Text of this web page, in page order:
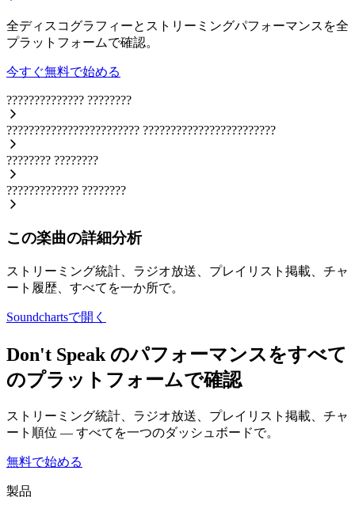
全ディスコグラフィーとストリーミングパフォーマンスを全
プラットフォームで確認。
今すぐ無料で始める
?????????????? ????????
???????????????????????? ????????????????????????
???????? ????????
????????????? ????????
この楽曲の詳細分析
ストリーミング統計、ラジオ放送、プレイリスト掲載、チャ
ート履歴、すべてを一か所で。
Soundchartsで開く
Don't Speak のパフォーマンスをすべて
のプラットフォームで確認
ストリーミング統計、ラジオ放送、プレイリスト掲載、チャ
ート順位 — すべてを一つのダッシュボードで。
無料で始める
製品